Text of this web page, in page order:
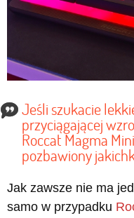
Jeśli szukacie
przyciągającej
Roccat Magma
pozbawiony
Jak zawsze nie ma
samo w przypadku